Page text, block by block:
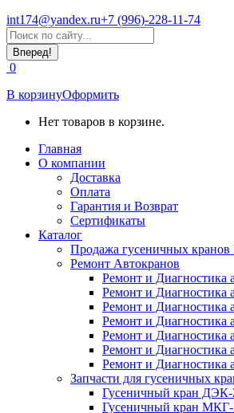
int174@yandex.ru+7 (996)-228-11-74
Страница
WhatsApp
открывается
в
новом
окне
Поиск:
0
В корзинуОформить
Нет товаров в корзине.
Главная
О компании
Доставка
Оплата
Гарантия и Возврат
Сертификаты
Каталог
Продажа гусеничных
Ремонт Автокранов
Ремонт и Диагностика
Ремонт и Диагностика
Ремонт и Диагностика
Ремонт и Диагностика
Ремонт и Диагностика
Ремонт и Диагностика
Ремонт и Диагностика
Запчасти для гусеничных
Гусеничный кран ДЭК-
Гусеничный кран